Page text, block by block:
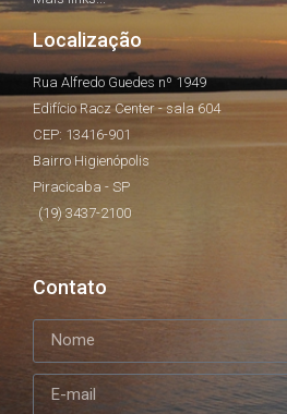
Localização
Rua Alfredo Guedes nº 1949
Edifício Racz Center - sala 604
CEP: 13416-901
Bairro Higienópolis
Piracicaba - SP
(19) 3437-2100
Contato